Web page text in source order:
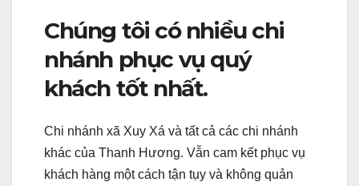
Chúng tôi có nhiều chi
nhánh phục vụ quý
khách tốt nhất.
Chi nhánh xã Xuy Xá và tất cả các chi nhánh
khác của Thanh Hương. Vẫn cam kết phục vụ
khách hàng một cách tận tụy và không quản